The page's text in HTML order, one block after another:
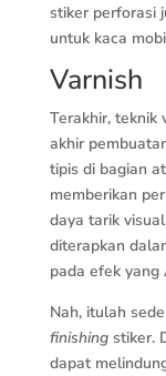
stiker perforasi
untuk kaca
Varnish
Terakhir, teknik
akhir
tipis di bagian
memberikan
daya tarik
diterapkan
pada efek yang
Nah, itulah
finishingstiker.
dapat